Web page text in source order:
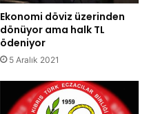
Ekonomi döviz üzerinden
dönüyor ama halk TL
ödeniyor
5 Aralık 2021